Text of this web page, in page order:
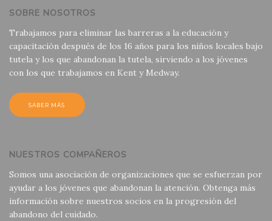
SOBRE NOSOTROS
Trabajamos para eliminar las barreras a la educación y
capacitación después de los 16 años para los niños locales bajo
tutela y los que abandonan la tutela, sirviendo a los jóvenes
con los que trabajamos en Kent y Medway.
SABER MÁS
NUESTROS COMPAÑEROS
Somos una asociación de organizaciones que se esfuerzan por
ayudar a los jóvenes que abandonan la atención. Obtenga más
información sobre nuestros socios en la progresión del
abandono del cuidado.